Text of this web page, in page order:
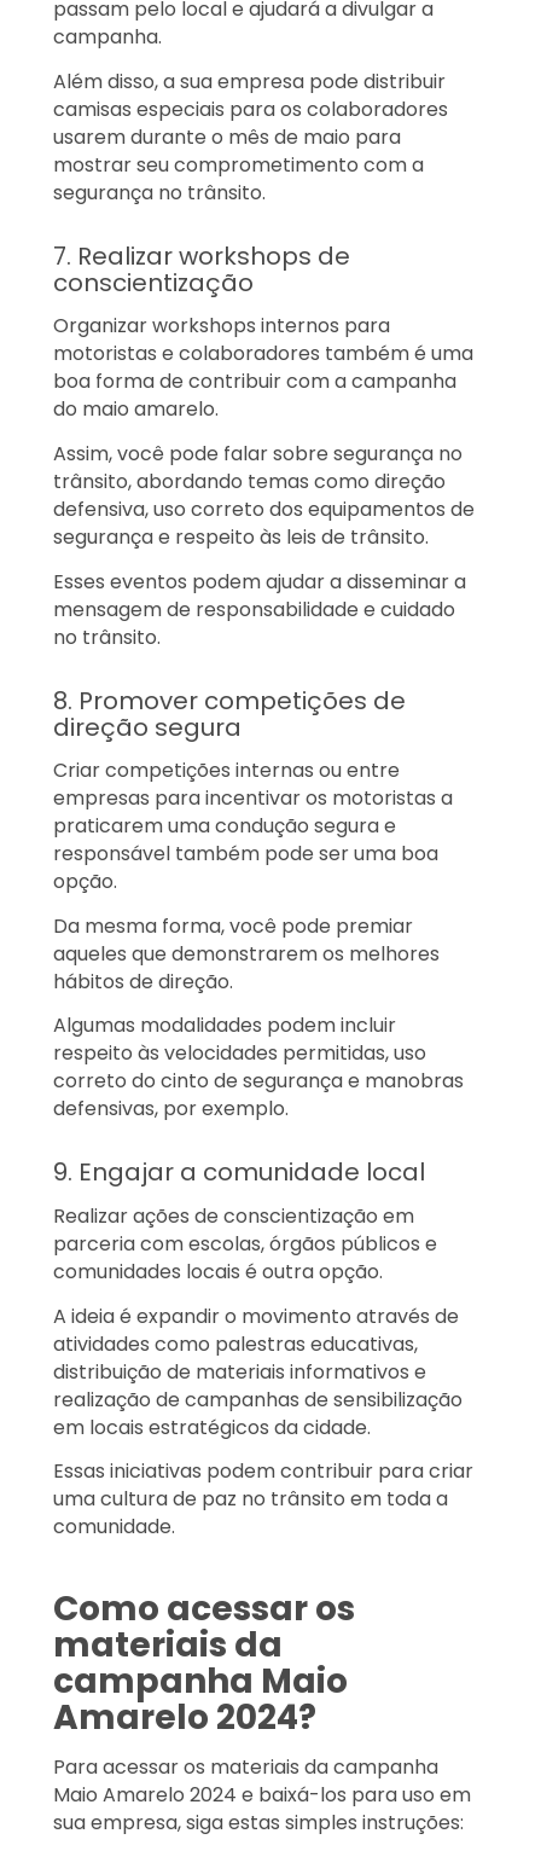
passam pelo local e ajudará a divulgar a
campanha.
Além disso, a sua empresa pode distribuir
camisas especiais para os colaboradores
usarem durante o mês de maio para
mostrar seu comprometimento com a
segurança no trânsito.
7. Realizar workshops de
conscientização
Organizar workshops internos para
motoristas e colaboradores também é uma
boa forma de contribuir com a campanha
do maio amarelo.
Assim, você pode falar sobre segurança no
trânsito, abordando temas como direção
defensiva, uso correto dos equipamentos de
segurança e respeito às leis de trânsito.
Esses eventos podem ajudar a disseminar a
mensagem de responsabilidade e cuidado
no trânsito.
8. Promover competições de
direção segura
Criar competições internas ou entre
empresas para incentivar os motoristas a
praticarem uma condução segura e
responsável também pode ser uma boa
opção.
Da mesma forma, você pode premiar
aqueles que demonstrarem os melhores
hábitos de direção.
Algumas modalidades podem incluir
respeito às velocidades permitidas, uso
correto do cinto de segurança e manobras
defensivas, por exemplo.
9. Engajar a comunidade local
Realizar ações de conscientização em
parceria com escolas, órgãos públicos e
comunidades locais é outra opção.
A ideia é expandir o movimento através de
atividades como palestras educativas,
distribuição de materiais informativos e
realização de campanhas de sensibilização
em locais estratégicos da cidade.
Essas iniciativas podem contribuir para criar
uma cultura de paz no trânsito em toda a
comunidade.
Como acessar os
materiais da
campanha Maio
Amarelo 2024?
Para acessar os materiais da campanha
Maio Amarelo 2024 e baixá-los para uso em
sua empresa, siga estas simples instruções: